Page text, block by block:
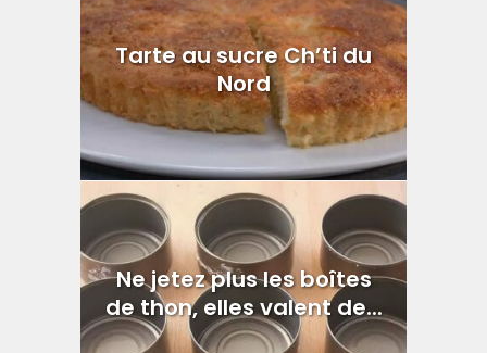
Tarte au sucre Ch’ti du
Nord
Ne jetez plus les boîtes
de thon, elles valent de...